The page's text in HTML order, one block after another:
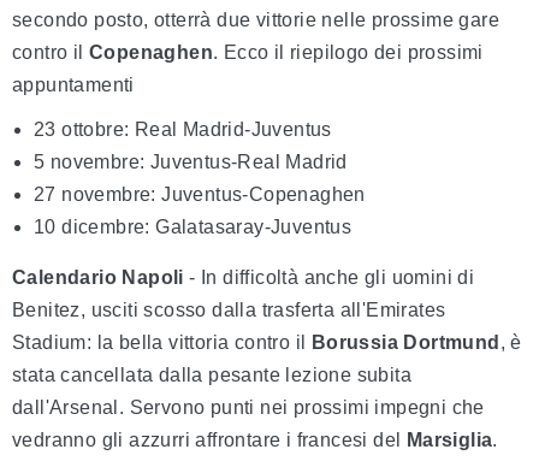
secondo posto, otterrà due vittorie nelle prossime gare
contro ilCopenaghen. Ecco il riepilogo dei prossimi
appuntamenti
23 ottobre: Real Madrid-Juventus
5 novembre: Juventus-Real Madrid
27 novembre: Juventus-Copenaghen
10 dicembre: Galatasaray-Juventus
Calendario Napoli - In difficoltà anche gli uomini di
Benitez, usciti scosso dalla trasferta all'Emirates
Stadium: la bella vittoria contro il
Borussia Dortmund , è
stata cancellata dalla pesante lezione subita
dall'Arsenal. Servono punti nei prossimi impegni che
vedranno gli azzurri affrontare i francesi del
Marsiglia.